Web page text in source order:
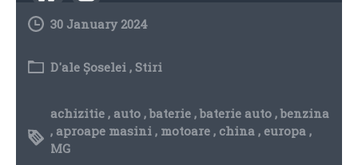
30 January 2024
D'ale Șoselei , Stiri
achizitie, auto,baterie,baterie auto,benzina
, aproape masini, motoare, china, europa,
MG